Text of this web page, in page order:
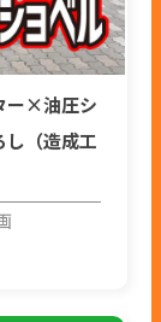
ー×油圧シ
し（造成工